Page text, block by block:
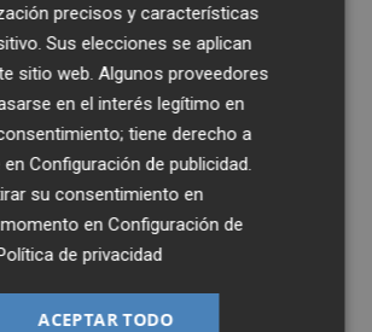
precisos y características
Sus elecciones se aplican
sitio web. Algunos proveedores
en el interés legítimo en
tiene derecho a
enConfiguración de publicidad
su consentimiento en
enConfiguración de
de privacidad
ACEPTAR TODO